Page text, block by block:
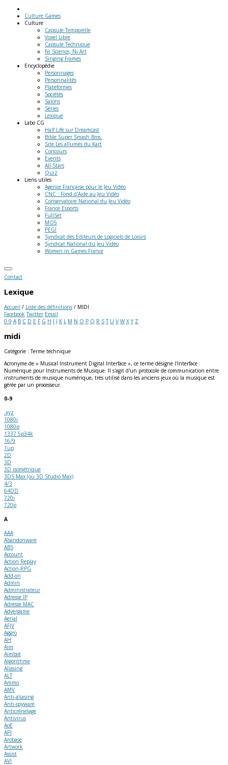
Culture Games
Culture
Capsule Temporelle
Voxel Libre
Capsule Technique
Ni Science, Ni Art
Singing Frames
Encyclopédie
Personnages
Personnalités
Plateformes
Sociétés
Salons
Séries
Lexique
Labo CG
Half Life sur Dreamcast
Bible Super Smash Bros.
Site Les allumés du Kart
Concours
Events
All-Stars
Quiz
Liens utiles
Agence Française pour le Jeu Vidéo
CNC : Fond d'Aide au Jeu Vidéo
Conservatoire National du Jeu Vidéo
France Esports
FullSet
MO5
PEGI
Syndicat des Editeurs de Logiciels de Loisirs
Syndicat National du Jeu Vidéo
Women in Games France
Contact
Lexique
Accueil / Liste des définitions / MIDI
Facebook Twitter Email
0-9 A B C D E F G H I J K L M N O P Q R S T U V W X Y Z
midi
Catégorie : Terme technique
Acronyme de « Musical Instrument Digital Interface », ce terme désigne l'Interface
Numérique pour Instruments de Musique. Il s'agit d'un protocole de communication entre
instruments de musique numérique, très utilisé dans les anciens jeux où la musique est
gérée par un processeur.
0-9
.xyz
1080i
1080p
1337 5p34k
16/9
1up
2D
3D
3D isométrique
3DS Max (ou 3D Studio Max)
4/3
64DD
720i
720p
A
AAA
Abandonware
ABS
Account
Action Replay
Action-RPG
Add-on
Admin
Administrateur
Adresse IP
Adresse MAC
Advergame
Aerial
AFJV
Aggro
AH
Aim
Aimbot
Algorithme
Aliasing
ALT
Ammo
AMV
Anti-aliasing
Anti-spyware
Anticrénelage
Antivirus
AoE
API
Arobase
Artwork
Assist
AVI